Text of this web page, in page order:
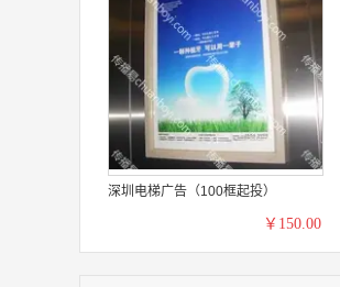
深圳电梯广告（100框起投）
￥150.00